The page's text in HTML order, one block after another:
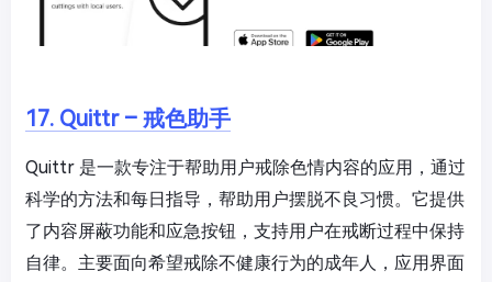
17. Quittr – 戒色助手
Quittr 是一款专注于帮助用户戒除色情内容的应用，通过
科学的方法和每日指导，帮助用户摆脱不良习惯。它提供
了内容屏蔽功能和应急按钮，支持用户在戒断过程中保持
自律。主要面向希望戒除不健康行为的成年人，应用界面